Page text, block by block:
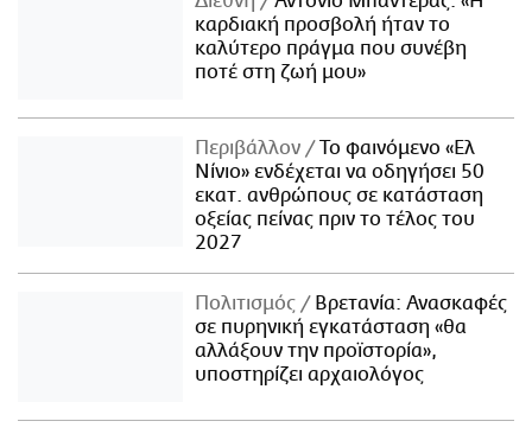
καρδιακή προσβολή ήταν το
καλύτερο πράγμα που συνέβη
ποτέ στη ζωή μου»
Περιβάλλον
Το φαινόμενο «Ελ
Νίνιο» ενδέχεται να οδηγήσει 50
εκατ. ανθρώπους σε κατάσταση
οξείας πείνας πριν το τέλος του
2027
Πολιτισμός
Βρετανία: Ανασκαφές
σε πυρηνική εγκατάσταση «θα
αλλάξουν την προϊστορία»,
υποστηρίζει αρχαιολόγος